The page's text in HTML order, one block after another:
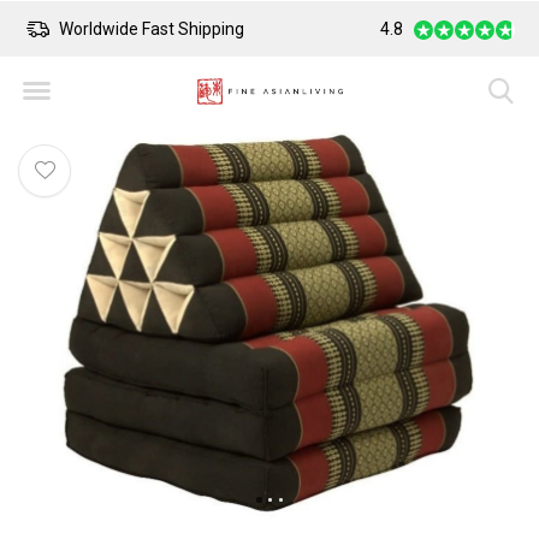
Worldwide Fast Shipping Safe Payment
4.8